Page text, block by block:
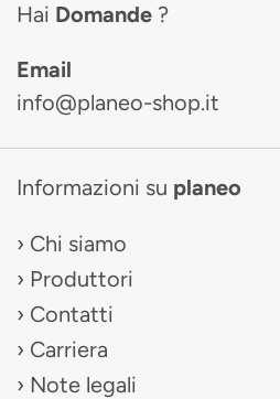
Hai Domande ?
Email
info@planeo-shop.it
Informazioni su planeo
Chi siamo
Produttori
Contatti
Carriera
Note legali